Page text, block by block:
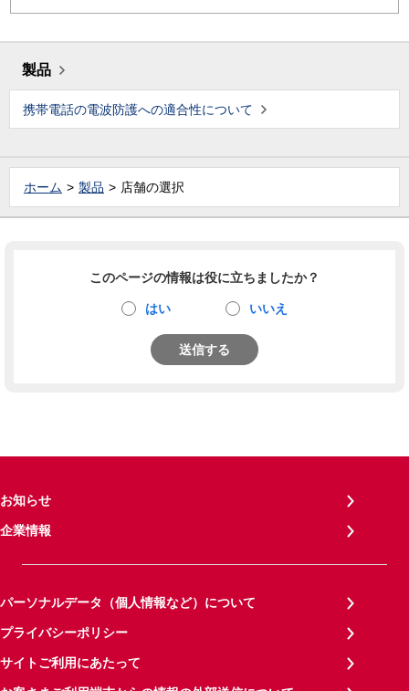
製品
携帯電話の電波防護への適合性について
ホーム 製品 店舗の選択
このページの情報は役に立ちましたか？
はい いいえ
送信する
お知らせ
企業情報
パーソナルデータ（個人情報など）について
プライバシーポリシー
サイトご利用にあたって